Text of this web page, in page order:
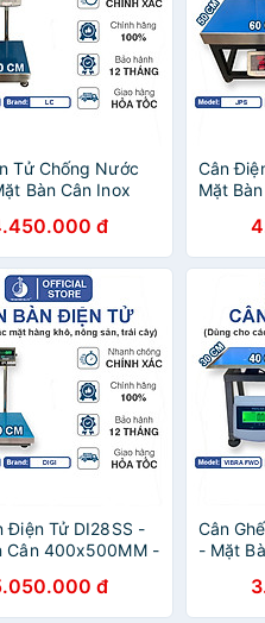
Tử Chống Nước
Bàn Cân Inox
đ
Cân
Mặt
Điện Tử DI28SS -
Cân 400x500MM -
đ
Cân
- Mặt